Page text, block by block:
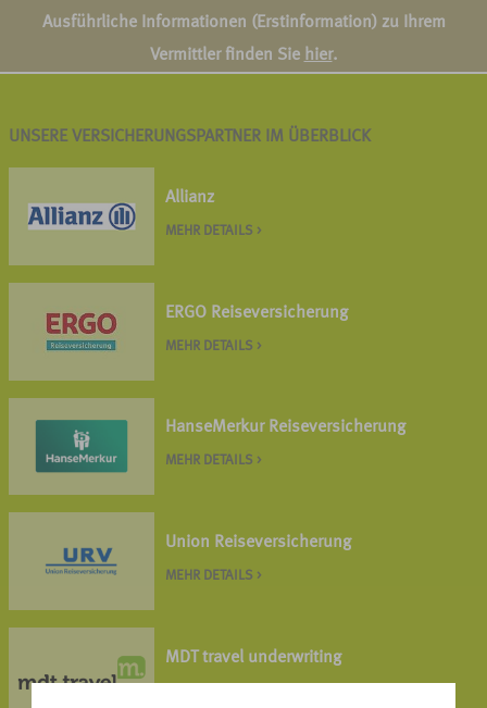
Ausführliche Informationen (Erstinformation) zu Ihrem
Vermittler finden Sie hier.
UNSERE VERSICHERUNGSPARTNER IM ÜBERBLICK
Allianz
MEHR DETAILS >
ERGO Reiseversicherung
MEHR DETAILS >
HanseMerkur Reiseversicherung
MEHR DETAILS >
Union Reiseversicherung
MEHR DETAILS >
MDT travel underwriting